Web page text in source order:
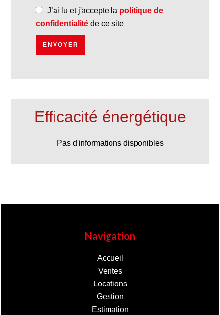
J’ai lu et j'accepte la politique de
confidentialité de ce site
ENVOYER
Efficacité énergétique
Pas d'informations disponibles
Navigation
Accueil
Ventes
Locations
Gestion
Estimation